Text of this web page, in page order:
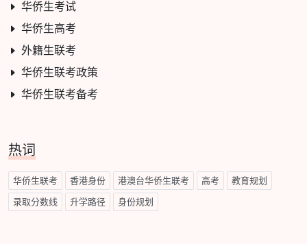
华侨生考试
华侨生高考
外籍生联考
华侨生联考政策
华侨生联考备考
热词
华侨生联考 香港身份 港澳台华侨生联考 高考 教育规划
录取分数线 升学路径 身份规划